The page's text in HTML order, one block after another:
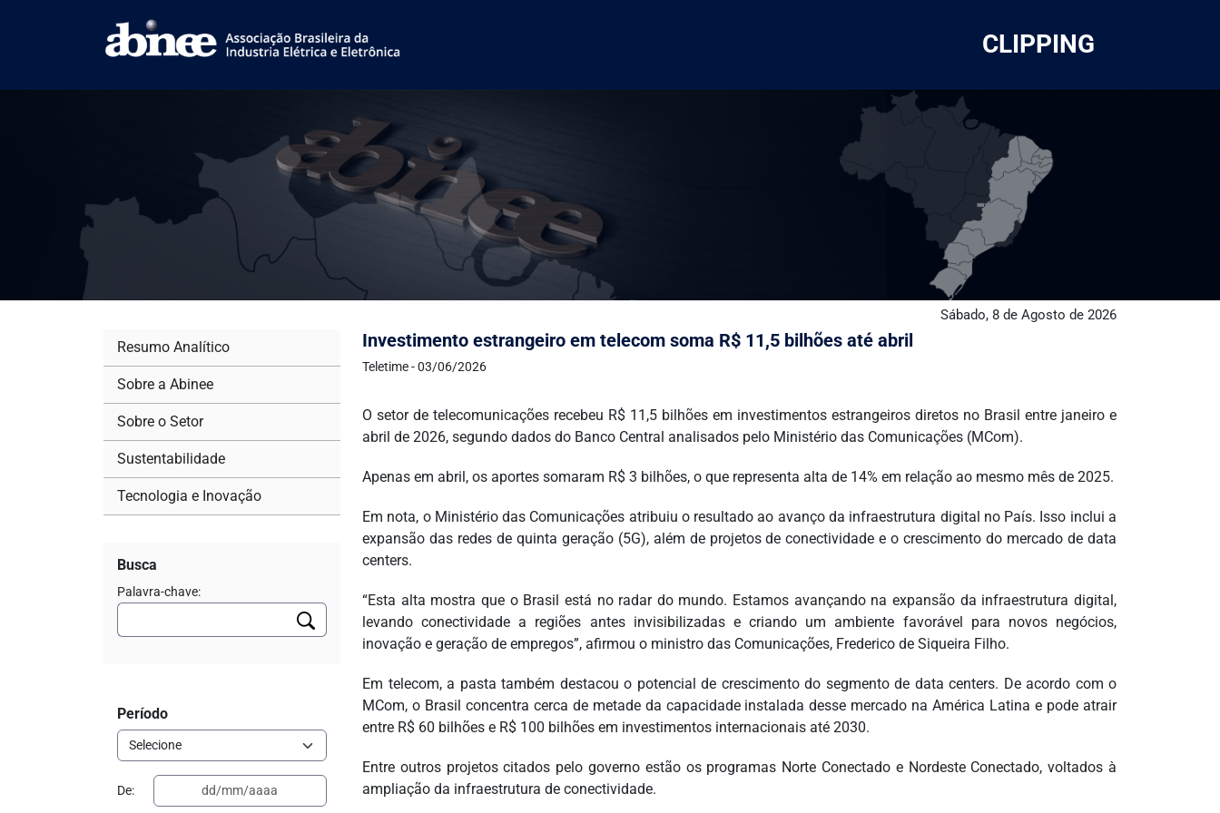
CLIPPING
Sábado, 8 de Agosto de 2026
Investimento estrangeiro em telecom soma R$ 11,5 bilhões até abril
Teletime - 03/06/2026
O setor de telecomunicações recebeu R$ 11,5 bilhões em investimentos estrangeiros diretos no Brasil entre janeiro e
abril de 2026, segundo dados do Banco Central analisados pelo Ministério das Comunicações (MCom).
Apenas em abril, os aportes somaram R$ 3 bilhões, o que representa alta de 14% em relação ao mesmo mês de 2025.
Em nota, o Ministério das Comunicações atribuiu o resultado ao avanço da infraestrutura digital no País. Isso inclui a
expansão das redes de quinta geração (5G), além de projetos de conectividade e o crescimento do mercado de data
centers.
“Esta alta mostra que o Brasil está no radar do mundo. Estamos avançando na expansão da infraestrutura digital,
levando conectividade a regiões antes invisibilizadas e criando um ambiente favorável para novos negócios,
inovação e geração de empregos”, afirmou o ministro das Comunicações, Frederico de Siqueira Filho.
Em telecom, a pasta também destacou o potencial de crescimento do segmento de data centers. De acordo com o
MCom, o Brasil concentra cerca de metade da capacidade instalada desse mercado na América Latina e pode atrair
entre R$ 60 bilhões e R$ 100 bilhões em investimentos internacionais até 2030.
Entre outros projetos citados pelo governo estão os programas Norte Conectado e Nordeste Conectado, voltados à
ampliação da infraestrutura de conectividade.
Resumo Analítico
Sobre a Abinee
Sobre o Setor
Sustentabilidade
Tecnologia e Inovação
Busca
Palavra-chave:
Período
De: